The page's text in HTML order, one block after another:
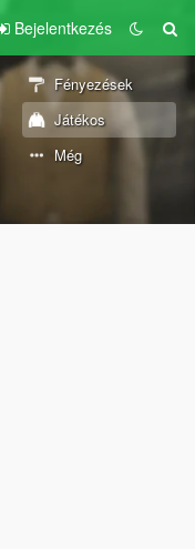
Bejelentkezés
Fényezések
Játékos
Még